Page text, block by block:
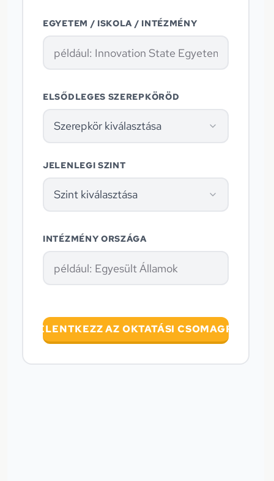
EGYETEM / ISKOLA / INTÉZMÉNY
ELSŐDLEGES SZEREPKÖRÖD
Szerepkör kiválasztása
JELENLEGI SZINT
Szint kiválasztása
INTÉZMÉNY ORSZÁGA
JELENTKEZZ AZ OKTATÁSI CSOMAGRA